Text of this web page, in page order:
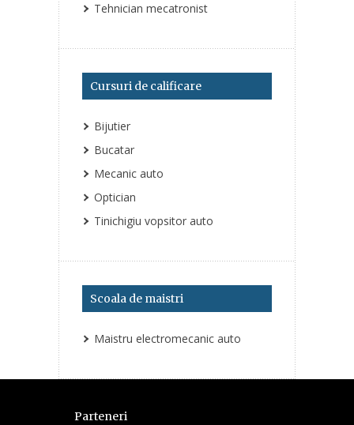
Tehnician mecatronist
Cursuri de calificare
Bijutier
Bucatar
Mecanic auto
Optician
Tinichigiu vopsitor auto
Scoala de maistri
Maistru electromecanic auto
Parteneri